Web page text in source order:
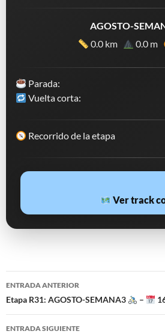
AGOSTO-
0.0 km
0.0 m
Parada:
Vuelta corta:
Recorrido de la etapa
Ver track
Navegación
de
entradas
ENTRADA ANTERIOR
Etapa R31: AGOSTO-SEMANA3 –
ENTRADA SIGUIENTE